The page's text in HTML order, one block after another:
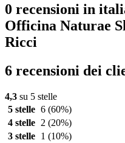
0 recensioni in
Officina Naturae
Ricci
6 recensioni dei
4,3 su 5 stelle
5 stelle 6 (60%)
4 stelle
2 (20%)
3 stelle
1 (10%)